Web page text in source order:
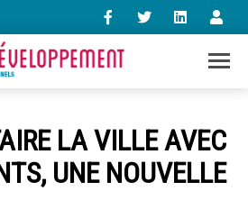
LA VILLE AVEC
UNE NOUVELLE